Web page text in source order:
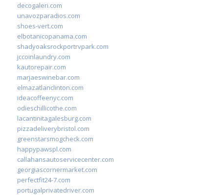
decogaleri.com
unavozparadios.com
shoes-vert.com
elbotanicopanama.com
shadyoaksrockportrvpark.com
jccoinlaundry.com
kautorepair.com
marjaeswinebar.com
elmazatlanclinton.com
ideacoffeenyc.com
odieschillicothe.com
lacantinitagalesburg.com
pizzadeliverybristol.com
greenstarsmogcheck.com
happypawspl.com
callahansautoservicecenter.com
georgiascornermarket.com
perfectfit24-7.com
portugalprivatedriver.com